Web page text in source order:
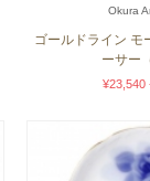
Okura
ゴールドライン モ
ーサー
¥23,540